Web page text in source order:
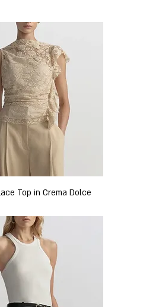
Top in Crema Dolce